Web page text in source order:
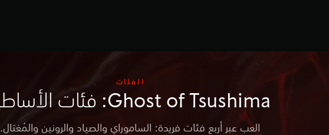
الفئات
Ghost of Tsushima: فئات الأساطير
العب عبر أربع فئات فريدة: الساموراي والصياد والرونين والمُغتال.